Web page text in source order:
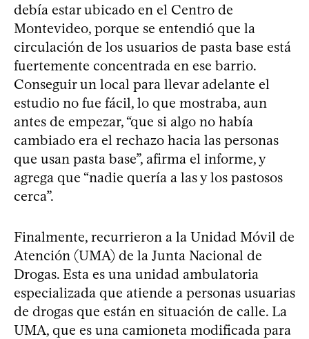
debía estar ubicado en el Centro de
Montevideo, porque se entendió que la
circulación de los usuarios de pasta base está
fuertemente concentrada en ese barrio.
Conseguir un local para llevar adelante el
estudio no fue fácil, lo que mostraba, aun
antes de empezar, “que si algo no había
cambiado era el rechazo hacia las personas
que usan pasta base”, afirma el informe, y
agrega que “nadie quería a las y los pastosos
cerca”.
Finalmente, recurrieron a la Unidad Móvil de
Atención (UMA) de la Junta Nacional de
Drogas. Esta es una unidad ambulatoria
especializada que atiende a personas usuarias
de drogas que están en situación de calle. La
UMA, que es una camioneta modificada para